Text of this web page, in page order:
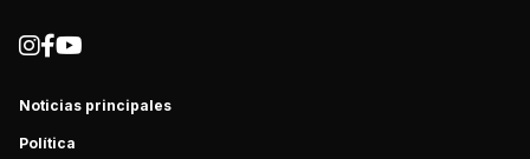
Noticias principales
Política